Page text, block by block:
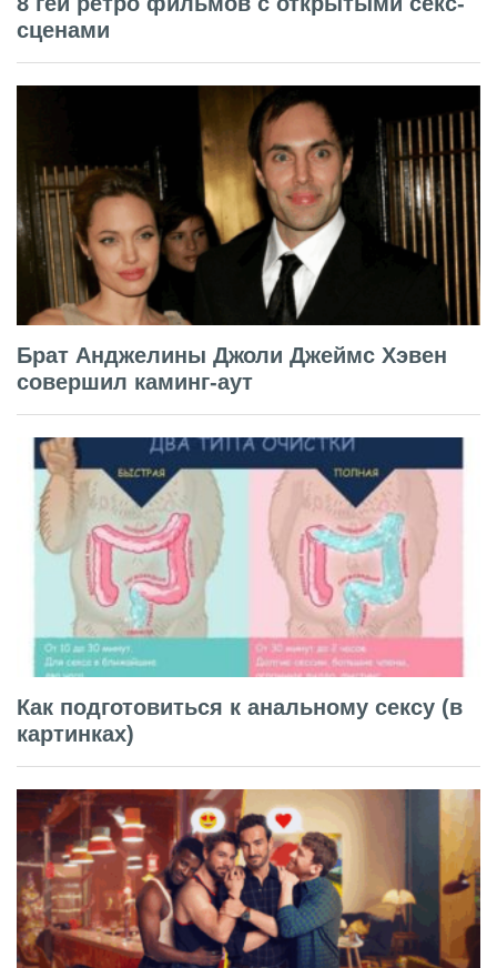
сценами
Брат Анджелины Джоли Джеймс Хэвен
совершил каминг-аут
Как подготовиться к анальному сексу (в
картинках)